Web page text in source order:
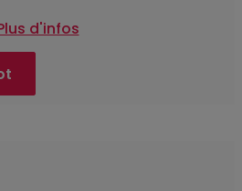
d'infos